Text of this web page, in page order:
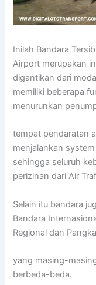
Inilah Bandara
Airport merupakan
digantikan dari
memiliki beberapa
menurunkan
tempat pendaratan
menjalankan
sehingga seluruh
perizinan dari Air
Selain itu bandara
Bandara
Regional dan
yang masing-
berbeda-beda.